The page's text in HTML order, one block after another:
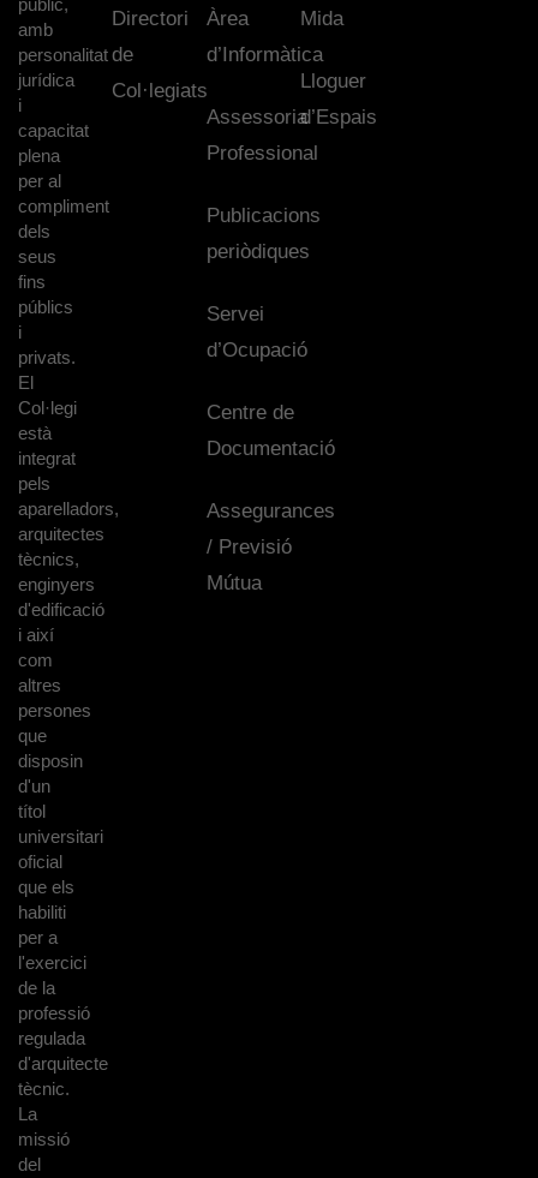
amb
personalitat
jurídica
i
capacitat
plena
per al
compliment
dels
seus
fins
públics
i
privats.
El
Col·legi
està
integrat
pels
aparelladors,
arquitectes
tècnics,
enginyers
d'edificació
i així
com
altres
persones
que
disposin
d'un
títol
universitari
oficial
que els
habiliti
per a
l'exercici
de la
professió
regulada
d'arquitecte
tècnic.
La
missió
del
Directori
de
Col·legiats
Àrea
d’Informàtica
Assessoria
Professional
Publicacions
periòdiques
Servei
d’Ocupació
Centre de
Documentació
Assegurances
/ Previsió
Mútua
Mida
Lloguer
d’Espais